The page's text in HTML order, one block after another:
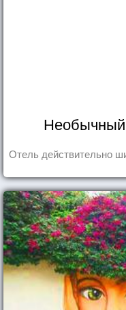
Необычный
Отель действительно